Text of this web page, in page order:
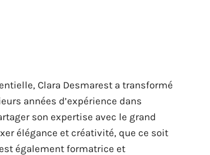
Clara Desmarest a transformé
années d’expérience dans
son expertise avec le grand
élégance et créativité, que ce soit
également formatrice et